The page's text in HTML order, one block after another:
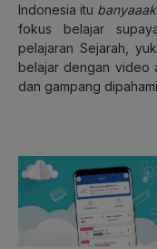
Indonesia itu banyaaak
fokus belajar
pelajaran Sejarah,
belajar dengan video
dan gampang